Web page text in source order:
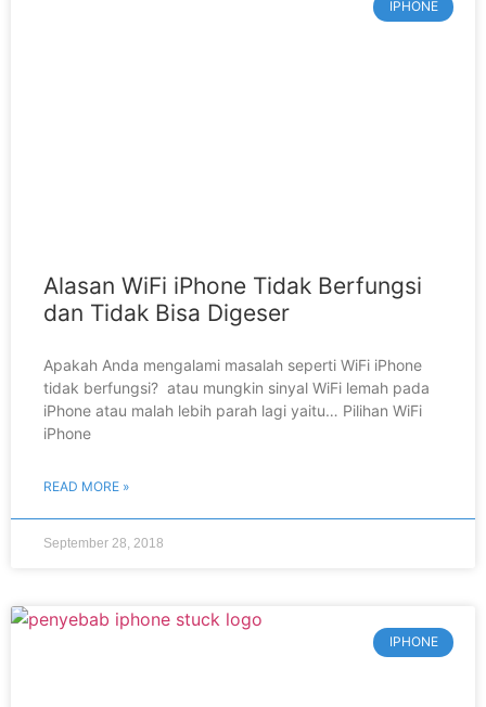
IPHONE
Alasan WiFi iPhone Tidak Berfungsi
dan Tidak Bisa Digeser
Apakah Anda mengalami masalah seperti WiFi iPhone
tidak berfungsi? atau mungkin sinyal WiFi lemah pada
iPhone atau malah lebih parah lagi yaitu… Pilihan WiFi
iPhone
READ MORE »
September 28, 2018
IPHONE